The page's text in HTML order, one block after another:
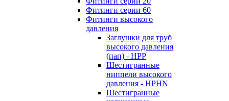
Фитинги серии 60
Фитинги высокого
давления
Заглушки для труб
высокого давления
(пап) - HPP
Шестигранные
ниппели высокого
давления - HPHN
Шестигранные